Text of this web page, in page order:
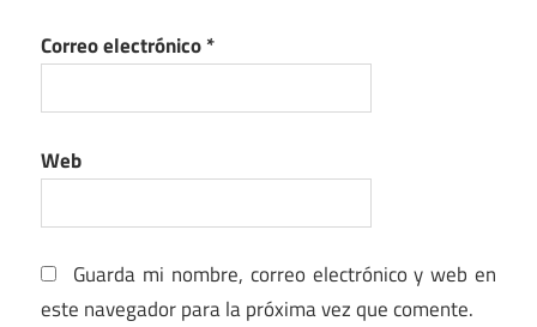
Correo electrónico*
Web
Guarda mi nombre, correo electrónico y web en
este navegador para la próxima vez que comente.